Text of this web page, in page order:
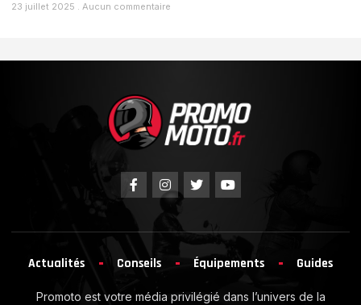
23 juillet 2025 Aucun commentaire
Actualités Conseils Équipements Guides
Promoto est votre média privilégié dans l’univers de la